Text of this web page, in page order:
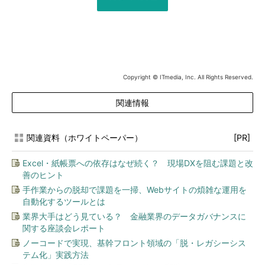
Copyright © ITmedia, Inc. All Rights Reserved.
関連情報
関連資料（ホワイトペーパー） [PR]
Excel・紙帳票への依存はなぜ続く？ 現場DXを阻む課題と改
善のヒント
手作業からの脱却で課題を一掃、Webサイトの煩雑な運用を
自動化するツールとは
業界大手はどう見ている？ 金融業界のデータガバナンスに
関する座談会レポート
ノーコードで実現、基幹フロント領域の「脱・レガシーシス
テム化」実践方法